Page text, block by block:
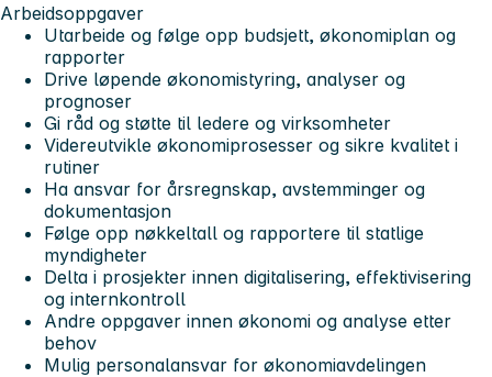
Arbeidsoppgaver
Utarbeide og følge opp budsjett, økonomiplan og
rapporter
Drive løpende økonomistyring, analyser og
prognoser
Gi råd og støtte til ledere og virksomheter
Videreutvikle økonomiprosesser og sikre kvalitet i
rutiner
Ha ansvar for årsregnskap, avstemminger og
dokumentasjon
Følge opp nøkkeltall og rapportere til statlige
myndigheter
Delta i prosjekter innen digitalisering, effektivisering
og internkontroll
Andre oppgaver innen økonomi og analyse etter
behov
Mulig personalansvar for økonomiavdelingen